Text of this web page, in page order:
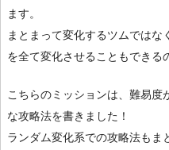
ます。
まとまって変化するツムではな
を全て変化させることもできる
こちらのミッションは、難易度
な攻略法を書きました！
ランダム変化系での攻略法もま